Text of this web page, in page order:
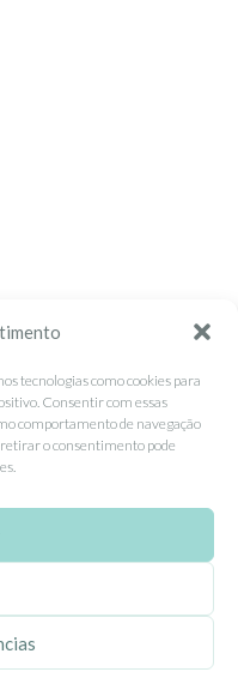
tecnologias como cookies para
Consentir com essas
comportamento de navegação
o consentimento pode
Lda.